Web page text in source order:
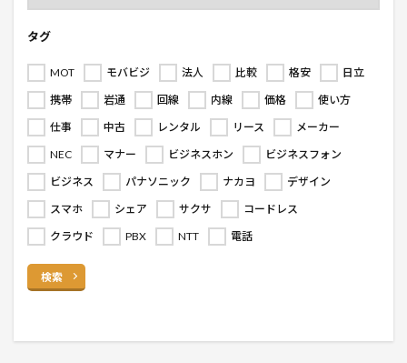
タグ
MOT モバビジ 法人 比較 格安
日立
携帯
岩通 回線 内線 価格
使い方
仕事
中古 レンタル リース
メーカー
NEC
マナー ビジネスホン
ビジネスフォン
ビジネス
パナソニック ナカヨ
デザイン
スマホ
シェア サクサ
コードレス
クラウド
PBX NTT 電話
検索